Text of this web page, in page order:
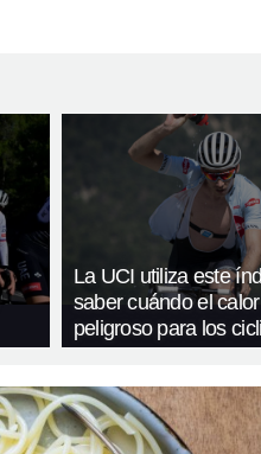
La UCI utiliza este
saber cuándo el
peligroso para los